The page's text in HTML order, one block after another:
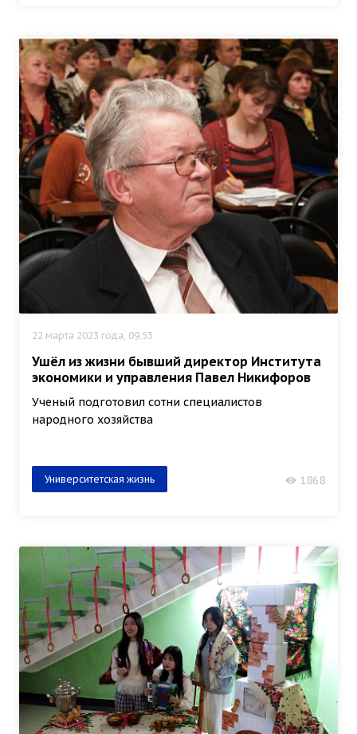
22 марта 2023 года, 09:53
Ушёл из жизни бывший директор Института
экономики и управления Павел Никифоров
Ученый подготовил сотни специалистов
народного хозяйства
Университетская жизнь 1868